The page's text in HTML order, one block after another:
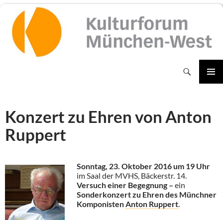
Inhalt
springen
Konzert zu Ehren von Anton
Ruppert
Sonntag, 23. Oktober 2016 um 19 Uhr
im Saal der MVHS, Bäckerstr. 14.
Versuch einer Begegnung – ein
Sonderkonzert zu Ehren des Münchner
KomponistenAnton Ruppert.